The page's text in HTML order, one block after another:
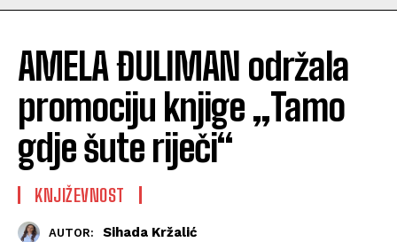
AMELA ĐULIMAN održala
promociju knjige „Tamo
gdje šute riječi“
KNJIŽEVNOST
AUTOR: Sihada Kržalić